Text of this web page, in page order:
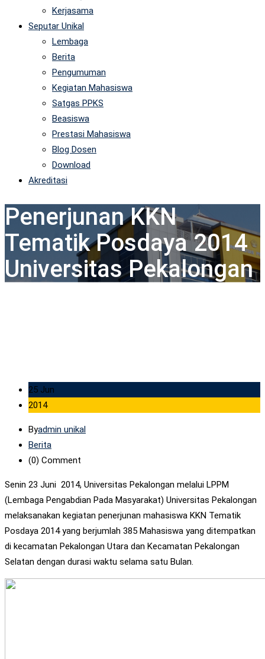
Kerjasama
Seputar Unikal
Lembaga
Berita
Pengumuman
Kegiatan Mahasiswa
Satgas PPKS
Beasiswa
Prestasi Mahasiswa
Blog Dosen
Download
Akreditasi
Penerjunan KKN
Tematik Posdaya 2014
Universitas Pekalongan
25 Jun
2014
Byadmin unikal
Berita
(0) Comment
Senin 23 Juni 2014, Universitas Pekalongan melalui LPPM
(Lembaga Pengabdian Pada Masyarakat) Universitas Pekalongan
melaksanakan kegiatan penerjunan mahasiswa KKN Tematik
Posdaya 2014 yang berjumlah 385 Mahasiswa yang ditempatkan
di kecamatan Pekalongan Utara dan Kecamatan Pekalongan
Selatan dengan durasi waktu selama satu Bulan.